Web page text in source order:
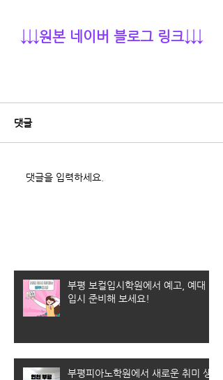
↓↓↓원본 네이버 블로그 링크↓↓↓
댓글
댓글을 입력하세요.
부평 보컬입시학원에서 예고, 예대
입시 준비해 보세요!
부평피아노학원에서 새로운 취미 생